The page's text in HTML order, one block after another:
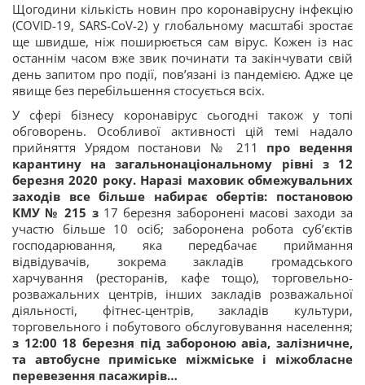
Щогодини кількість новин про коронавірусну інфекцію
(COVID-19, SARS-CoV-2) у глобальному масштабі зростає
ще швидше, ніж поширюється сам вірус. Кожен із нас
останнім часом вже звик починати та закінчувати свій
день запитом про події, пов’язані із пандемією. Адже це
явище без перебільшення стосується всіх.
У сфері бізнесу коронавірус сьогодні також у топі
обговорень. Особливої активності цій темі надало
прийняття Урядом постанови № 211
про ведення
карантину на загальнонаціональному рівні з 12
березня 2020 року. Наразі маховик обмежувальних
заходів все більше набирає обертів: постановою
КМУ № 215 з 17 березня заборонені масові заходи за
участю більше 10 осіб; заборонена робота суб’єктів
господарювання, яка передбачає приймання
відвідувачів, зокрема закладів громадського
харчування (ресторанів, кафе тощо), торговельно-
розважальних центрів, інших закладів розважальної
діяльності, фітнес-центрів, закладів культури,
торговельного і побутового обслуговування населення;
з 12:00 18 березня під забороною авіа, залізничне,
та автобусне приміське міжміське і міжобласне
перевезення пасажирів…